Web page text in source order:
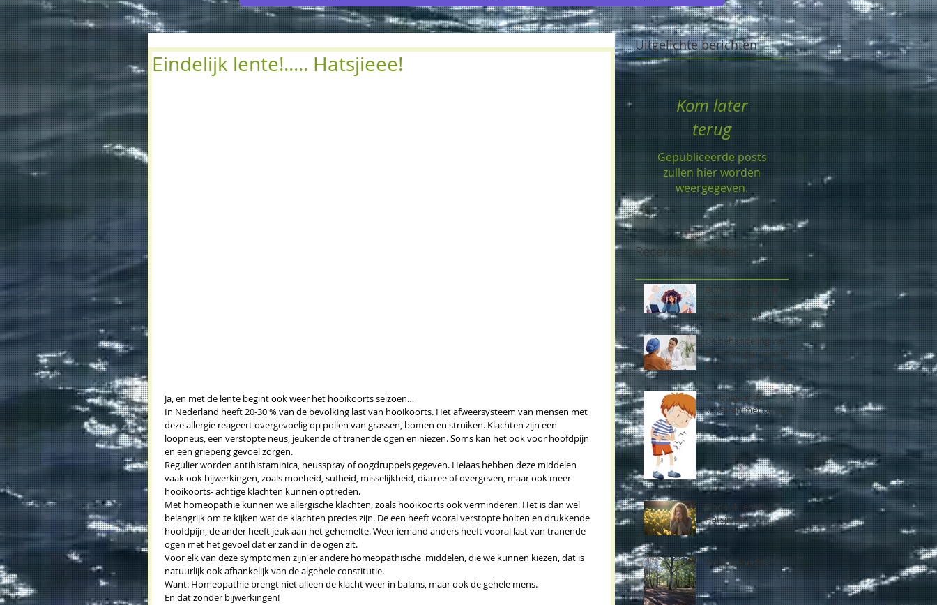
Eindelijk lente!..... Hatsjieee!
Ja, en met de lente begint ook weer het hooikoorts seizoen…
In Nederland heeft 20-30 % van de bevolking last van hooikoorts. Het afweersysteem van mensen met
deze allergie reageert overgevoelig op pollen van grassen, bomen en struiken. Klachten zijn een
loopneus, een verstopte neus, jeukende of tranende ogen en niezen. Soms kan het ook voor hoofdpijn
en een grieperig gevoel zorgen.
Regulier worden antihistaminica, neusspray of oogdruppels gegeven. Helaas hebben deze middelen
vaak ook bijwerkingen, zoals moeheid, sufheid, misselijkheid, diarree of overgeven, maar ook meer
hooikoorts- achtige klachten kunnen optreden.
Met homeopathie kunnen we allergische klachten, zoals hooikoorts ook verminderen. Het is dan wel
belangrijk om te kijken wat de klachten precies zijn. De een heeft vooral verstopte holten en drukkende
hoofdpijn, de ander heeft jeuk aan het gehemelte. Weer iemand anders heeft vooral last van tranende
ogen met het gevoel dat er zand in de ogen zit.
Voor elk van deze symptomen zijn er andere homeopathische  middelen, die we kunnen kiezen, dat is
natuurlijk ook afhankelijk van de algehele constitutie.
Want: Homeopathie brengt niet alleen de klacht weer in balans, maar ook de gehele mens.
En dat zonder bijwerkingen!
Uitgelichte berichten
Kom later
terug
Gepubliceerde posts
zullen hier worden
weergegeven.
Recente berichten
Burn-out klachten
verminderen met
homeopathie
De behandeling van
bijwerkingen van de
kankerbehandeling
met homeopathie -
een waardevolle
samenwerking!
Schoolgaande
kinderen met buikpijn
Eindelijk lente!.....
Hatsjieee!
Welkom herfst!